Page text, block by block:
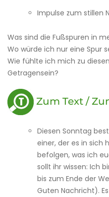
Impulse zum stillen
Was sind die Fußspuren in
Wo würde ich nur eine Spur
Wie fühlte ich mich zu
Getragensein?
Zum Text /
Diesen Sonntag
einer, der es in sich
befolgen, was ich
sollt ihr wissen: Ich
bis zum Ende der
Guten Nachricht).